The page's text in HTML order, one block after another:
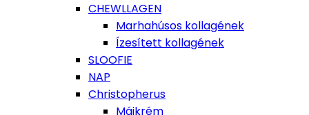
CHEWLLAGEN
Marhahúsos kollagének
Ízesített kollagének
SLOOFIE
NAP
Christopherus
Májkrém